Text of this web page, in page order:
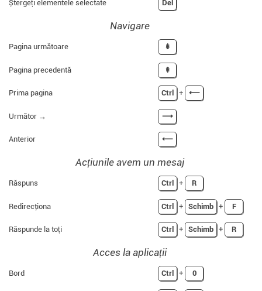
Ștergeți elementele selectate Del
Navigare
Pagina următoare ⇟
Pagina precedentă ⇞
Prima pagina Ctrl + ⟵
Următor → ⟶
Anterior ⟵
Acțiunile avem un mesaj
Răspuns Ctrl + R
Redirecţiona Ctrl + Schimb + F
Răspunde la toți Ctrl + Schimb + R
Acces la aplicații
Bord Ctrl + 0